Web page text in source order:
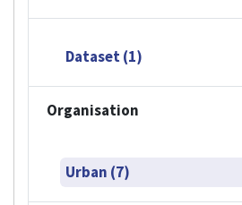
Dataset (1)
Organisation
Urban (7)